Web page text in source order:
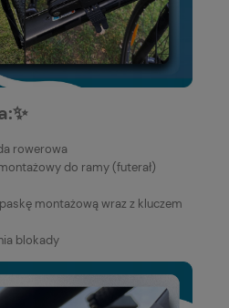
rowerowa
do ramy (futerał)
montażową wraz z kluczem
blokady